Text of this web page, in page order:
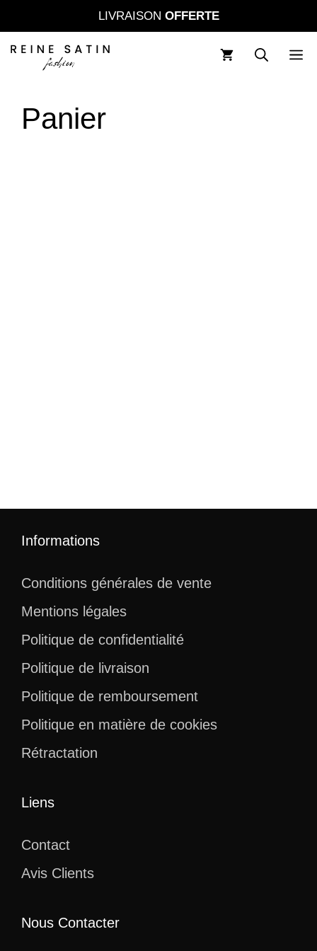
LIVRAISON OFFERTE
Panier
Informations
Conditions générales de vente
Mentions légales
Politique de confidentialité
Politique de livraison
Politique de remboursement
Politique en matière de cookies
Rétractation
Liens
Contact
Avis Clients
Nous Contacter